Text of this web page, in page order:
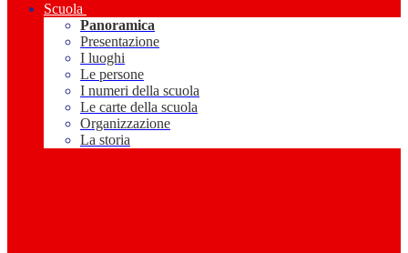
Scuola
Panoramica
Presentazione
I luoghi
Le persone
I numeri della scuola
Le carte della scuola
Organizzazione
La storia